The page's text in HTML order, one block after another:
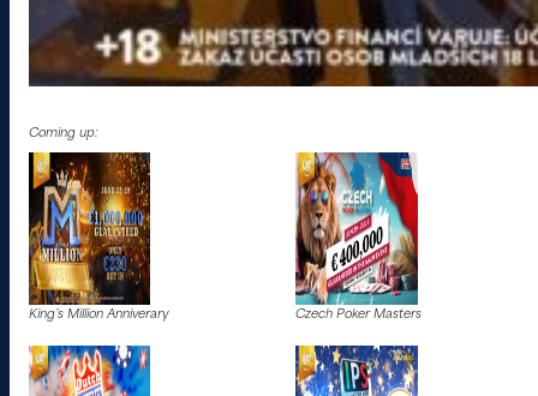
Coming up:
King’s Million Anniverary Czech Poker Masters